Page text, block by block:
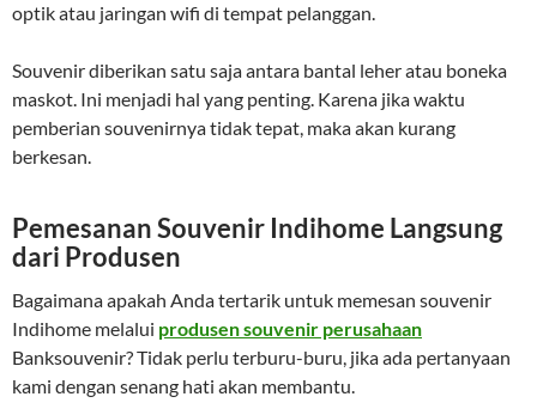
optik atau jaringan wifi di tempat pelanggan.
Souvenir diberikan satu saja antara bantal leher atau boneka
maskot. Ini menjadi hal yang penting. Karena jika waktu
pemberian souvenirnya tidak tepat, maka akan kurang
berkesan.
Pemesanan Souvenir Indihome Langsung
dari Produsen
Bagaimana apakah Anda tertarik untuk memesan souvenir
Indihome melalui produsen souvenir perusahaan
Banksouvenir? Tidak perlu terburu-buru, jika ada pertanyaan
kami dengan senang hati akan membantu.